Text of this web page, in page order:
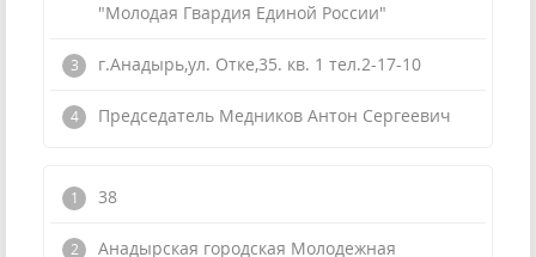
"Молодая Гвардия Единой России"
г.Анадырь,ул. Отке,35. кв. 1 тел.2-17-10
Председатель Медников Антон Сергеевич
38
Анадырская городская Молодежная